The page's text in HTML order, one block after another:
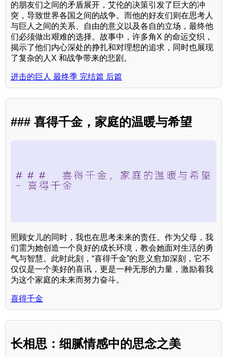
的朋友们之间的矛盾展开，艾伦的决策引发了巨大的冲
突，导致世界各国之间的战争。而他的好友们则在思考人
与巨人之间的关系、自由的意义以及各自的立场，最终他
们必须做出艰难的选择。故事中，许多角X 的命运交织，
揭示了他们内心深处的挣扎和对理想的追求，同时也展现
了复杂的人X 和战争带来的悲剧。
进击的巨人 最终季 完结篇 后篇
### 喜得千金，家庭的温暖与希望
照顾女儿的同时，我也在思考未来的责任。作为父母，我
们需为她创造一个良好的成长环境，教会她面对生活的勇
气与智慧。此时此刻，“喜得千金”的意义愈加深刻，它不
仅仅是一个美好的喜讯，更是一种无形的力量，激励着我
为这个家庭的未来而努力奋斗。
喜得千金
长相思：细腻情感中的思念之美